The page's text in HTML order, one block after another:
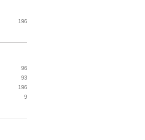
196
96
93
196
9